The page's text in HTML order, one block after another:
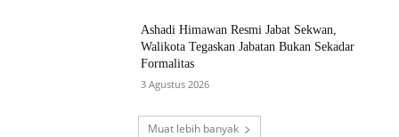
Ashadi Himawan Resmi Jabat Sekwan,
Walikota Tegaskan Jabatan Bukan Sekadar
Formalitas
3 Agustus 2026
Muat lebih banyak